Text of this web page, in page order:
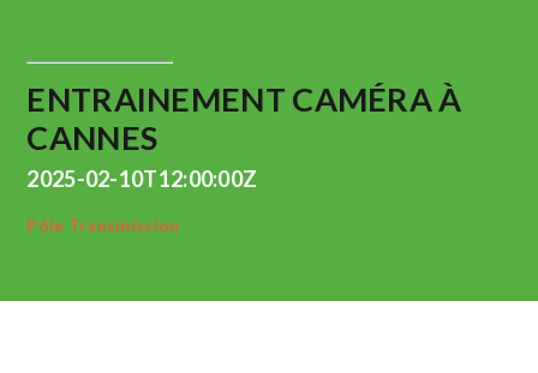
ENTRAINEMENT CAMÉRA À
CANNES
2025-02-10T12:00:00Z
Pôle Transmission